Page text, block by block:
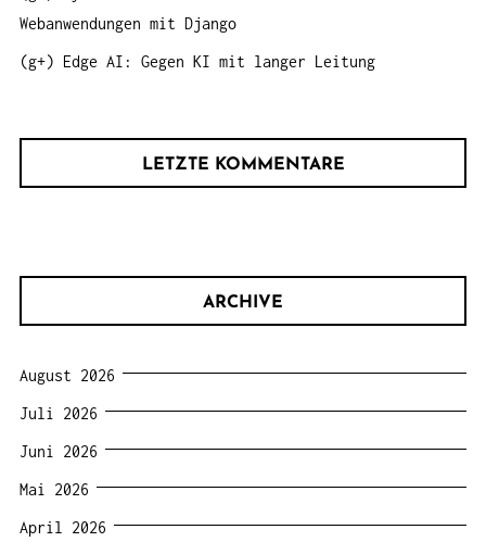
Webanwendungen mit Django
(g+) Edge AI: Gegen KI mit langer Leitung
LETZTE KOMMENTARE
ARCHIVE
August 2026
Juli 2026
Juni 2026
Mai 2026
April 2026